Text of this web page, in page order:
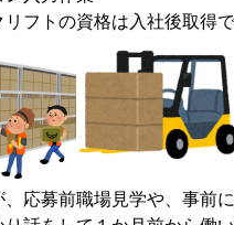
リフトの資格は入社後取得
、応募前職場見学や、事前